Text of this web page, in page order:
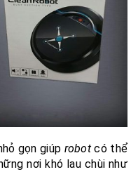
gọn giúp robotcó thể
nơi khó lau chùi như